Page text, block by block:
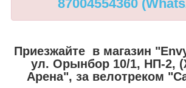
87004554360
Приезжайте в магазин
ул. Орынбор 10/1, НП-2,
Арена", за велотреком